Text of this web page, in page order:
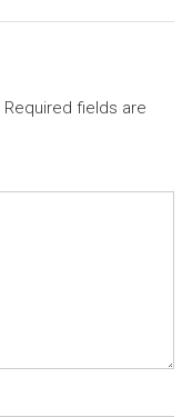
Required fields are